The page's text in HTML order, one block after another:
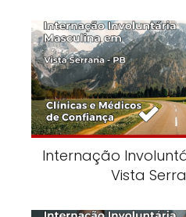
Internação
Vista